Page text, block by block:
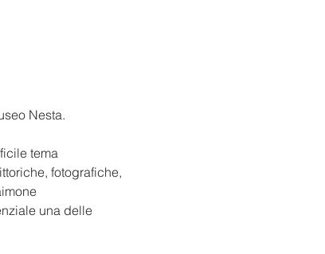
Nesta.
tema
fotografiche,
una delle